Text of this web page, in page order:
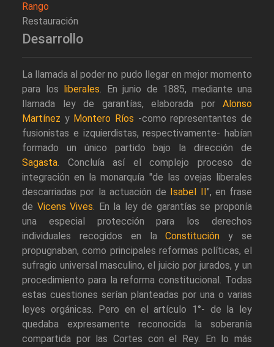
Rango
Restauración
Desarrollo
La llamada al poder no pudo llegar en mejor momento
para los
liberales. En junio de 1885, mediante una
llamada ley de garantías, elaborada por Alonso
Martínez y Montero Ríos -como representantes de
fusionistas e izquierdistas, respectivamente- habían
formado un único partido bajo la dirección de
Sagasta. Concluía así el complejo proceso de
integración en la monarquía "de las ovejas liberales
descarriadas por la actuación de
Isabel II ", en frase
de Vicens Vives. En la ley de garantías se proponía
una especial protección para los derechos
individuales recogidos en laConstitución y se
propugnaban, como principales reformas políticas, el
sufragio universal masculino, el juicio por jurados, y un
procedimiento para la reforma constitucional. Todas
estas cuestiones serían planteadas por una o varias
leyes orgánicas. Pero en el artículo 1°- de la ley
quedaba expresamente reconocida la soberanía
compartida por las Cortes con el Rey. En lo más